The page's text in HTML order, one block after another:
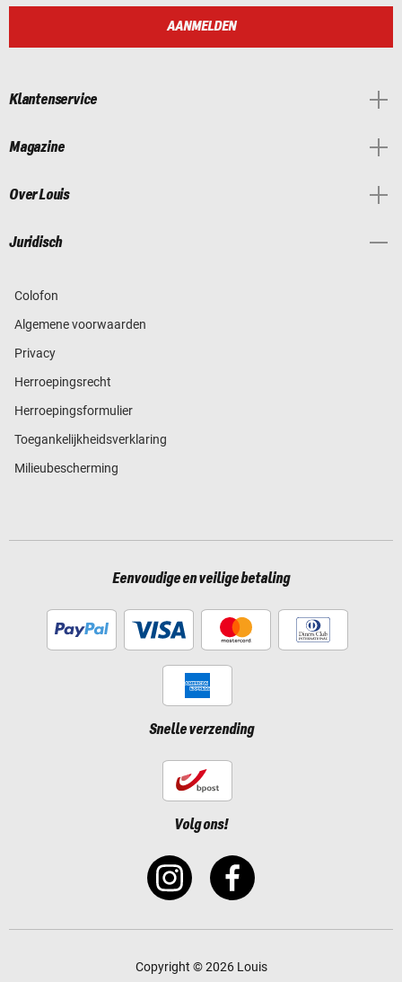
AANMELDEN
Klantenservice
Magazine
Over Louis
Juridisch
Colofon
Algemene voorwaarden
Privacy
Herroepingsrecht
Herroepingsformulier
Toegankelijkheidsverklaring
Milieubescherming
Eenvoudige en veilige betaling
Snelle verzending
Volg ons!
Copyright © 2026 Louis